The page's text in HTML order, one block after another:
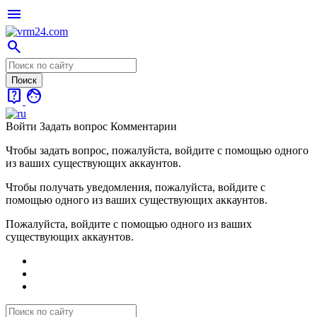
menu
search
live_help face
Войти Задать вопрос Комментарии
Чтобы задать вопрос, пожалуйста, войдите с помощью одного
из ваших существующих аккаунтов.
Чтобы получать уведомления, пожалуйста, войдите с
помощью одного из ваших существующих аккаунтов.
Пожалуйста, войдите с помощью одного из ваших
существующих аккаунтов.